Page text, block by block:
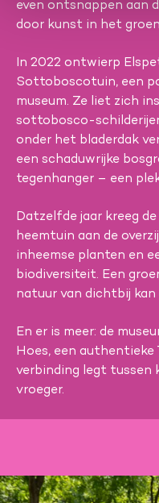
even ontsnappen aan
door kunst in het groen.
In 2022 ontwierp
Sottoboscotuin, een
museum. Ze liet zich
sottobosco-
onder het bladerdak
een schaduwrijke
tegenhanger – een
Datzelfde jaar kreeg
heemtuin aan de
inheemse planten en
biodiversiteit. Een
natuur van dichtbij kan
En er is meer: de
Hoes, een authentieke
verbinding legt tussen
vroeger.